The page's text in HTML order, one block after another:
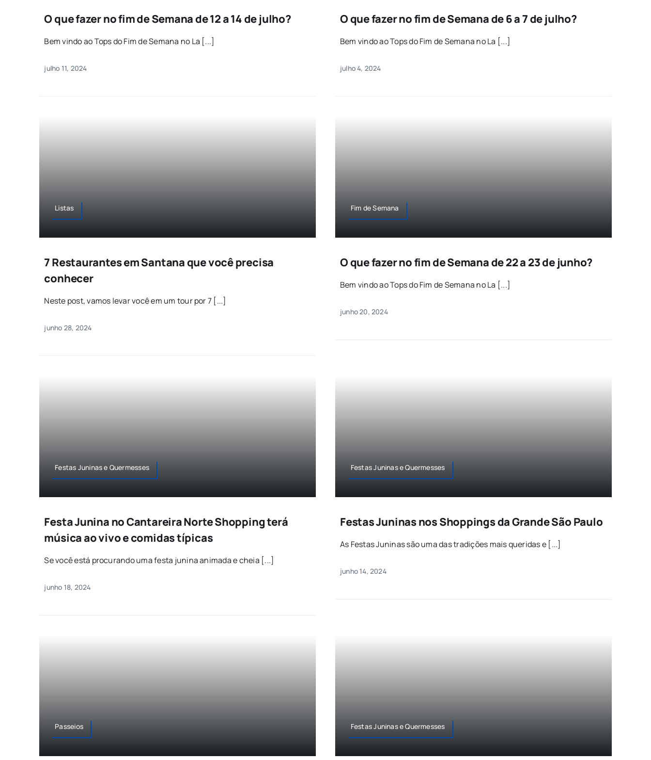
O que fazer no fim de Semana de 12 a 14 de julho?
Bem vindo ao Tops do Fim de Semana no La [...]
julho 11, 2024
O que fazer no fim de Semana de 6 a 7 de julho?
Bem vindo ao Tops do Fim de Semana no La [...]
julho 4, 2024
Listas
7 Restaurantes em Santana que você precisa
conhecer
Neste post, vamos levar você em um tour por 7 [...]
junho 28, 2024
Fim de Semana
O que fazer no fim de Semana de 22 a 23 de junho?
Bem vindo ao Tops do Fim de Semana no La [...]
junho 20, 2024
Festas Juninas e Quermesses
Festa Junina no Cantareira Norte Shopping terá
música ao vivo e comidas típicas
Se você está procurando uma festa junina animada e cheia [...]
junho 18, 2024
Festas Juninas e Quermesses
Festas Juninas nos Shoppings da Grande São Paulo
As Festas Juninas são uma das tradições mais queridas e [...]
junho 14, 2024
Passeios Festas Juninas e Quermesses